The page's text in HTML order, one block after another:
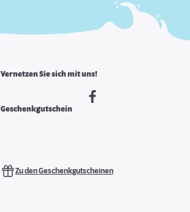
Vernetzen Sie sich mit uns!
Geschenkgutschein
Zu den Geschenkgutscheinen